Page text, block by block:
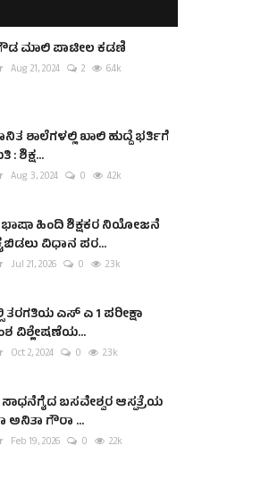
ಮಾಲಿ ಪಾಟೀಲ ಕಡಣಿ
Aug 21, 2024 2 6.4k
ಶಾಲೆಗಳಲ್ಲಿ ಖಾಲಿ ಹುದ್ದೆ ಭರ್ತಿಗೆ
: ಶಿಕ್ಷ...
Aug 3, 2024 0 4.2k
ಹಿಂದಿ ಶಿಕ್ಷಕರ ನಿಯೋಜನೆ
ವಿಧಾನ ಪರ...
Jul 21, 2026 0 2.3k
ತರಗತಿಯ ಎಸ್ ಎ 1 ಪರೀಕ್ಷಾ
ವಿಶ್ಲೇಷಣೆಯ...
Oct 2, 2024 0 2.3k
ಬಸವೇಶ್ವರ ಆಸ್ಪತ್ರೆಯ
ಅನಿತಾ ಗೌರಾ ...
Feb 19, 2026 0 2.2k